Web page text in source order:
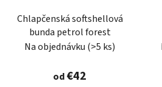
Chlapčenská softshellová
bunda petrol forest
Na objednávku (>5 ks)
od€42